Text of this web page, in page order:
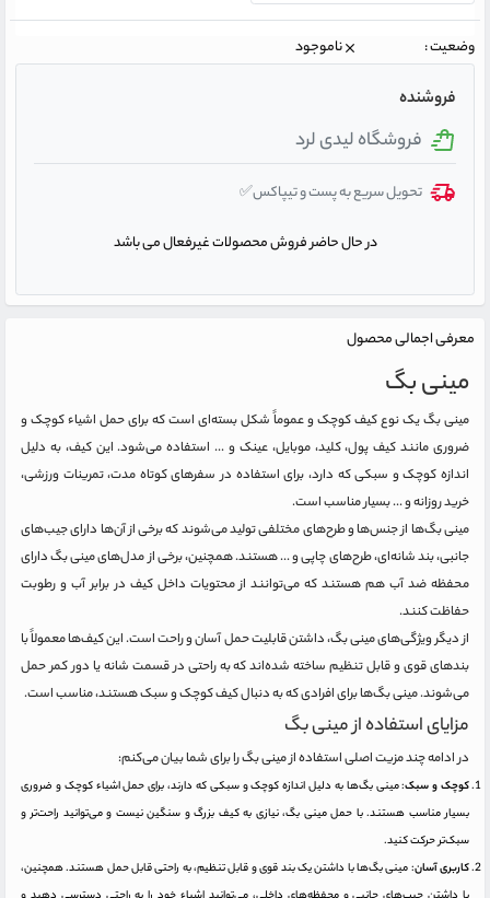
وضعیت : ناموجود
فروشنده
فروشگاه لیدی لرد
تحویل سریع به پست و تیپاکس✅
در حال حاضر فروش محصولات غیرفعال می باشد
معرفی اجمالی محصول
مینی بگ
مینی بگ یک نوع کیف کوچک و عموماً شکل بسته‌ای است که برای حمل اشیاء کوچک و
ضروری مانند کیف پول، کلید، موبایل، عینک و ... استفاده می‌شود. این کیف، به دلیل
اندازه کوچک و سبکی که دارد، برای استفاده در سفرهای کوتاه مدت، تمرینات ورزشی،
خرید روزانه و ... بسیار مناسب است.
مینی بگ‌ها از جنس‌ها و طرح‌های مختلفی تولید می‌شوند که برخی از آن‌ها دارای جیب‌های
جانبی، بند شانه‌ای، طرح‌های چاپی و ... هستند. همچنین، برخی از مدل‌های مینی بگ دارای
محفظه ضد آب هم هستند که می‌توانند از محتویات داخل کیف در برابر آب و رطوبت
حفاظت کنند.
از دیگر ویژگی‌های مینی بگ، داشتن قابلیت حمل آسان و راحت است. این کیف‌ها معمولاً با
بندهای قوی و قابل تنظیم ساخته شده‌اند که به راحتی در قسمت شانه یا دور کمر حمل
می‌شوند. مینی بگ‌ها برای افرادی که به دنبال کیف کوچک و سبک هستند، مناسب است.
مزایای استفاده از مینی بگ
در ادامه چند مزیت اصلی استفاده از مینی بگ را برای شما بیان می‌کنم:
کوچک و سبک: مینی بگ‌ها به دلیل اندازه کوچک و سبکی که دارند، برای حمل اشیاء کوچک و ضروری
بسیار مناسب هستند. با حمل مینی بگ، نیازی به کیف بزرگ و سنگین نیست و می‌توانید راحت‌تر و
سبک‌تر حرکت کنید.
کاربری آسان: مینی بگ‌ها با داشتن یک بند قوی و قابل تنظیم، به راحتی قابل حمل هستند. همچنین،